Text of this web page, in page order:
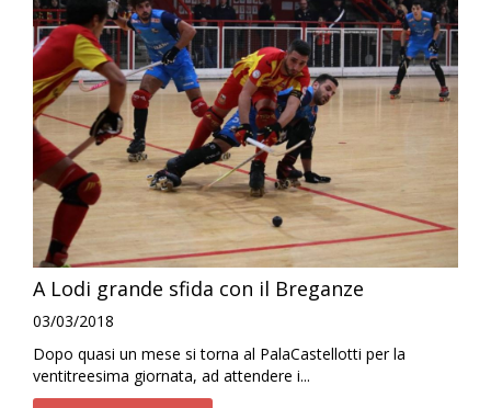
A Lodi grande sfida con il Breganze
03/03/2018
Dopo quasi un mese si torna al PalaCastellotti per la
ventitreesima giornata, ad attendere i...